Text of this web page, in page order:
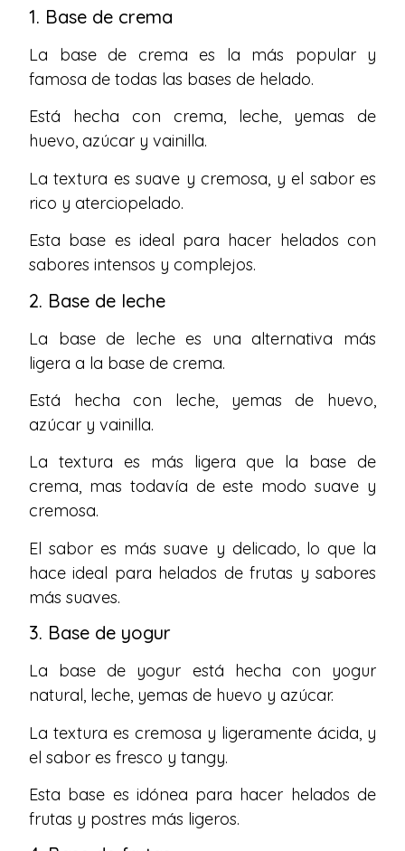
1. Base de crema
La base de crema es la más popular y
famosa de todas las bases de helado.
Está hecha con crema, leche, yemas de
huevo, azúcar y vainilla.
La textura es suave y cremosa, y el sabor es
rico y aterciopelado.
Esta base es ideal para hacer helados con
sabores intensos y complejos.
2. Base de leche
La base de leche es una alternativa más
ligera a la base de crema.
Está hecha con leche, yemas de huevo,
azúcar y vainilla.
La textura es más ligera que la base de
crema, mas todavía de este modo suave y
cremosa.
El sabor es más suave y delicado, lo que la
hace ideal para helados de frutas y sabores
más suaves.
3. Base de yogur
La base de yogur está hecha con yogur
natural, leche, yemas de huevo y azúcar.
La textura es cremosa y ligeramente ácida, y
el sabor es fresco y tangy.
Esta base es idónea para hacer helados de
frutas y postres más ligeros.